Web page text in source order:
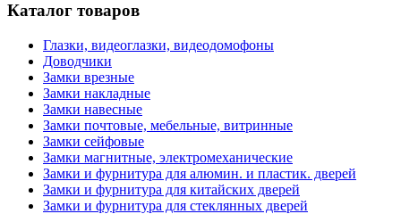
Каталог товаров
Глазки, видеоглазки, видеодомофоны
Доводчики
Замки врезные
Замки накладные
Замки навесные
Замки почтовые, мебельные, витринные
Замки сейфовые
Замки магнитные, электромеханические
Замки и фурнитура для алюмин. и пластик. дверей
Замки и фурнитура для китайских дверей
Замки и фурнитура для стеклянных дверей